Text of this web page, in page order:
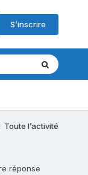
S’inscrire
Toute l’activité
réponse